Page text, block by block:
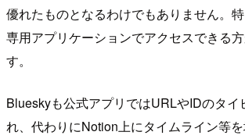
優れたものとなるわけでもありません。
専用アプリケーションでアクセスできる
す。
Blueskyも公式アプリではURLやIDのタイ
れ、代わりにNotion上にタイムライン等